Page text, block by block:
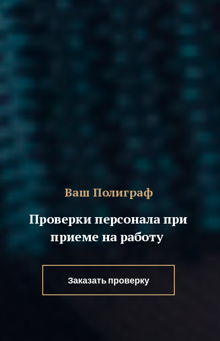
Ваш Полиграф
Проверки персонала при
приеме на работу
Заказать проверку